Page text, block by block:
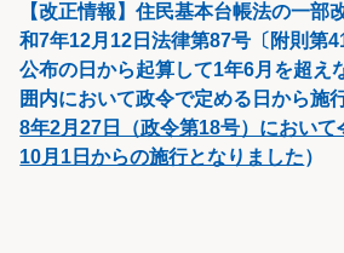
【改正情報】住民基本台帳法の一部
和7年12月12日法律第87号〔附則第
公布の日から起算して1年6月を超え
囲内において政令で定める日から施
8年2月27日（政令第18号）において
10月1日からの施行となりました）